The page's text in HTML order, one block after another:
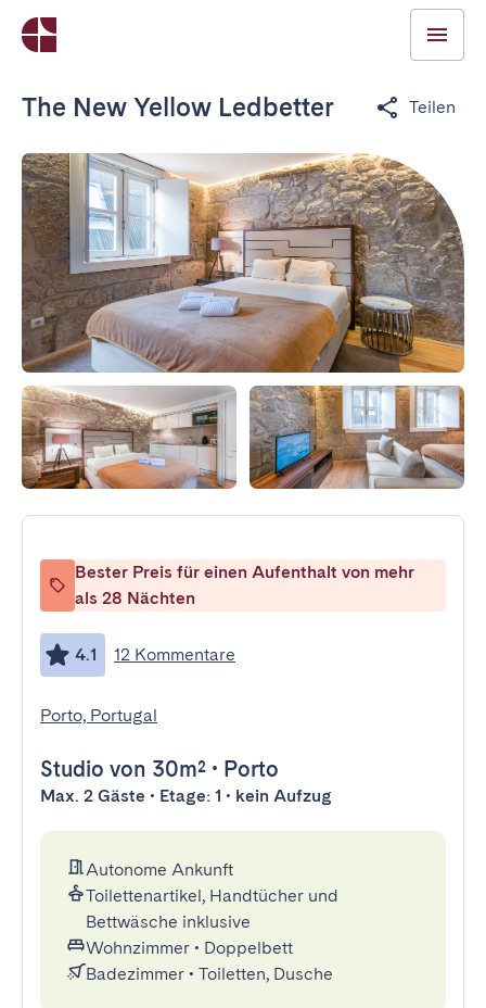
The New Yellow Ledbetter Teilen
Bester Preis für einen Aufenthalt von mehr
als 28 Nächten
4.1 12 Kommentare
Porto, Portugal
Studio von 30m² • Porto
Max. 2 Gäste • Etage: 1 • kein Aufzug
Autonome Ankunft
Toilettenartikel, Handtücher und
Bettwäsche inklusive
Wohnzimmer • Doppelbett
Badezimmer • Toiletten, Dusche